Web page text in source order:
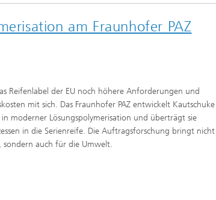
am Fraunhofer PAZ
Reifenlabel der EU noch höhere Anforderungen und
mit sich. Das Fraunhofer PAZ entwickelt Kautschuke
moderner Lösungspolymerisation und überträgt sie
in die Serienreife. Die Auftragsforschung bringt nicht
auch für die Umwelt.